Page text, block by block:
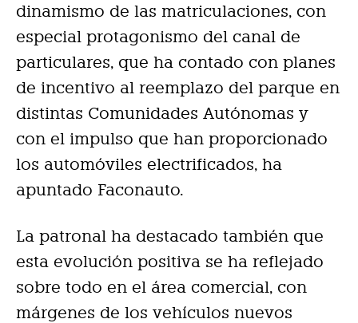
dinamismo de las matriculaciones, con
especial protagonismo del canal de
particulares, que ha contado con planes
de incentivo al reemplazo del parque en
distintas Comunidades Autónomas y
con el impulso que han proporcionado
los automóviles electrificados, ha
apuntado Faconauto.
La patronal ha destacado también que
esta evolución positiva se ha reflejado
sobre todo en el área comercial, con
márgenes de los vehículos nuevos